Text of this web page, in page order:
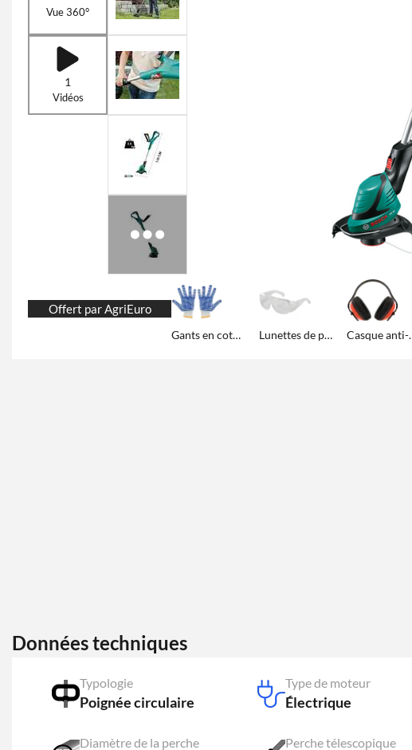
Vue 360°
1
Vidéos
Offert par AgriEuro
Gants en coton avec rainures en caoutchouc Lunettes de protection
Données techniques
Typologie
Poignée circulaire
Type de moteur
Électrique
Diamètre de la perche Perche télescopique